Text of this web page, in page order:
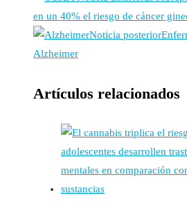
en un 40% el riesgo de cáncer
Noticia posterior
Alzheimer
Artículos relacionados